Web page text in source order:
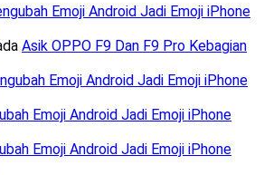
Emoji Android Jadi Emoji iPhone
Asik OPPO F9 Dan F9 Pro Kebagian
Emoji Android Jadi Emoji iPhone
Emoji Android Jadi Emoji iPhone
Emoji Android Jadi Emoji iPhone